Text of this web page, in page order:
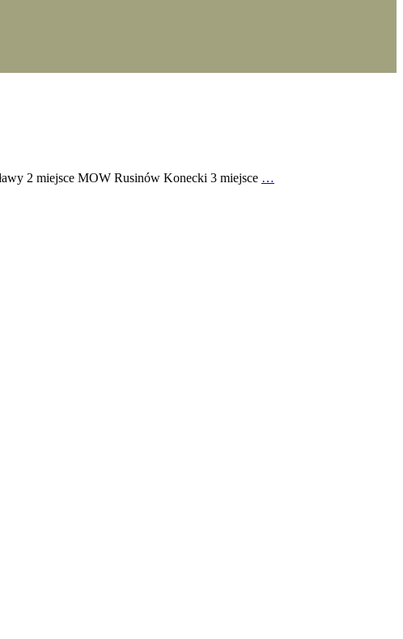
2 miejsce MOW Rusinów Konecki 3 miejsce …